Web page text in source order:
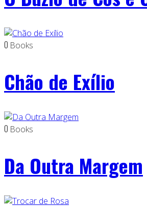
0 Books
Chão de Exílio
0 Books
Da Outra Margem